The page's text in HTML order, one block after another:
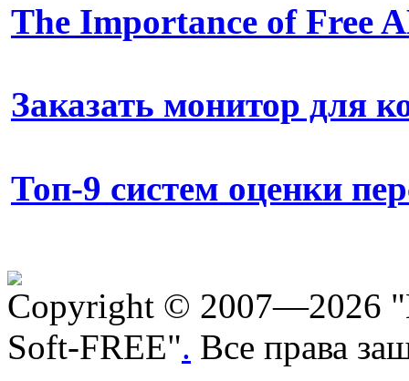
The Importance of Free
Заказать монитор для
Топ-9 систем оценки
Copyright © 2007—2026
Soft-FREE". Все права